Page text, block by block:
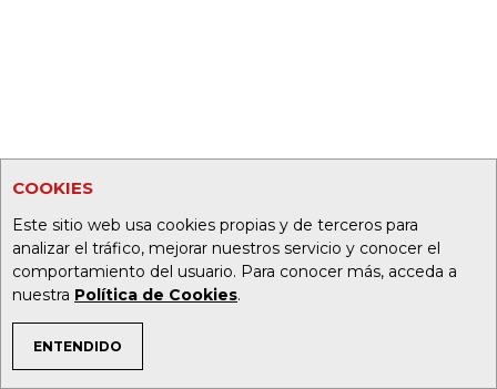
COOKIES
Este sitio web usa cookies propias y de terceros para
analizar el tráfico, mejorar nuestros servicio y conocer el
comportamiento del usuario. Para conocer más, acceda a
nuestra Política de Cookies.
ENTENDIDO
TEMAS DE INTERÉS